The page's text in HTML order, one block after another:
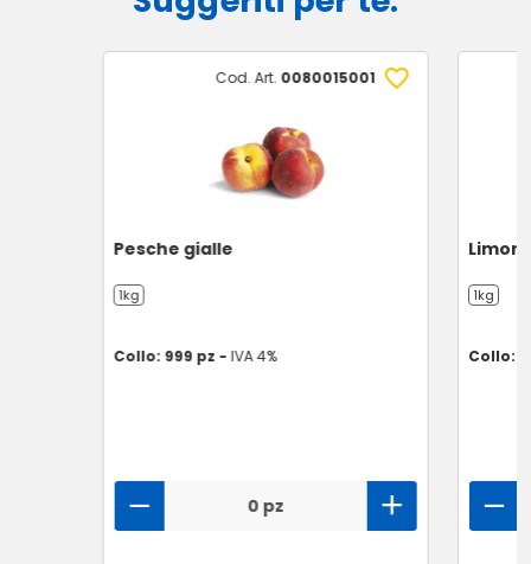
Cod. Art. 0080015001
Pesche gialle
1kg
Collo: 999 pz - IVA 4%
0 pz
1kg
Collo: